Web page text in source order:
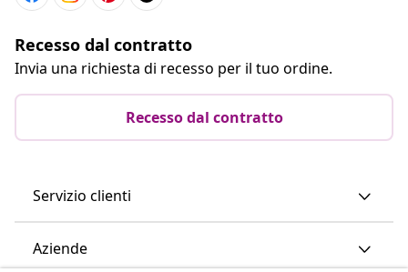
Recesso dal contratto
Invia una richiesta di recesso per il tuo ordine.
Recesso dal contratto
Servizio clienti
Aziende